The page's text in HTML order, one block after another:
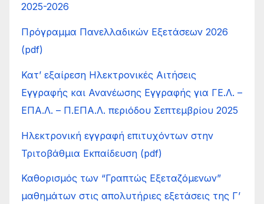
2025-2026
Πρόγραμμα Πανελλαδικών Εξετάσεων 2026
(pdf)
Κατ’ εξαίρεση Ηλεκτρονικές Αιτήσεις
Εγγραφής και Ανανέωσης Εγγραφής για ΓΕ.Λ. –
ΕΠΑ.Λ. – Π.ΕΠΑ.Λ. περιόδου Σεπτεμβρίου 2025
Ηλεκτρονική εγγραφή επιτυχόντων στην
Τριτοβάθμια Εκπαίδευση (pdf)
Καθορισμός των “Γραπτώς Εξεταζόμενων”
μαθημάτων στις απολυτήριες εξετάσεις της Γ’